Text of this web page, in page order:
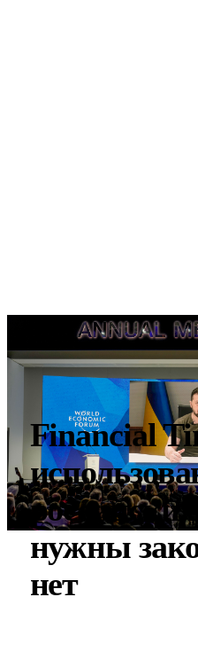
Financial
нужны
нет